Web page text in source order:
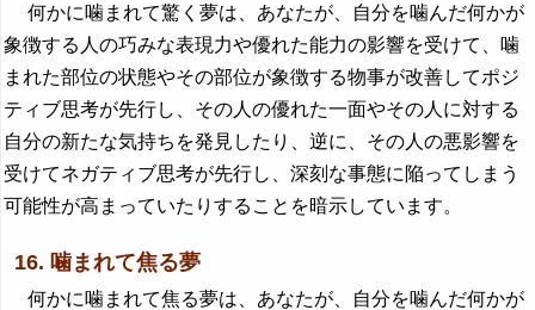
何かに噛まれて驚く夢は、あなたが、自分を噛んだ何かが
象徴する人の巧みな表現力や優れた能力の影響を受けて、噛
まれた部位の状態やその部位が象徴する物事が改善してポジ
ティブ思考が先行し、その人の優れた一面やその人に対する
自分の新たな気持ちを発見したり、逆に、その人の悪影響を
受けてネガティブ思考が先行し、深刻な事態に陥ってしまう
可能性が高まっていたりすることを暗示しています。
16. 噛まれて焦る夢
何かに噛まれて焦る夢は、あなたが、自分を噛んだ何かが